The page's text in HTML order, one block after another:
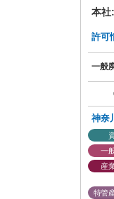
本社
許可
一般
神奈
一
産
特管